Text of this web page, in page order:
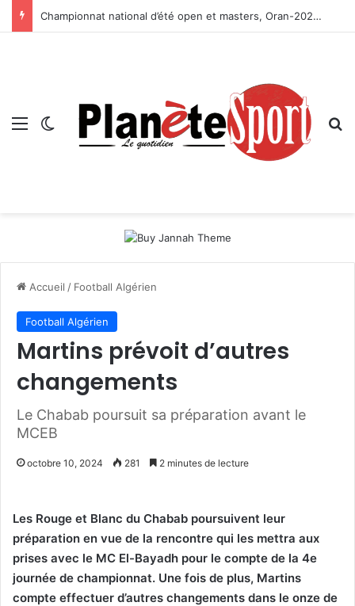
Championnat national d’été open et masters, Oran-2026 — Le CRB s’adjuge le titre
Menu Switch skin
Accueil / Football Algérien
Football Algérien
Martins prévoit d’autres
changements
Le Chabab poursuit sa préparation avant le
MCEB
octobre 10, 2024 281 2 minutes de lecture
Les Rouge et Blanc du Chabab poursuivent leur
préparation en vue de la rencontre qui les mettra aux
prises avec le MC El-Bayadh pour le compte de la 4e
journée de championnat. Une fois de plus, Martins
compte effectuer d’autres changements dans le onze de